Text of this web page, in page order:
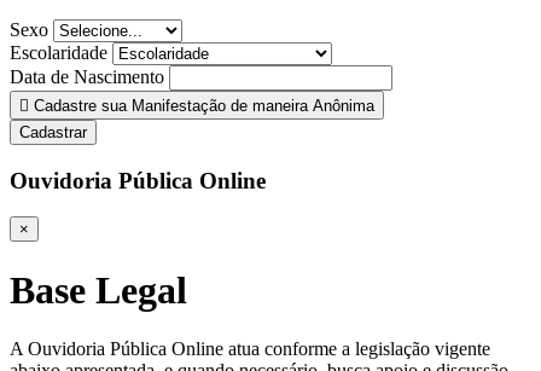
Sexo
Escolaridade
Data de Nascimento
Cadastre sua Manifestação de maneira Anônima
Cadastrar
Ouvidoria Pública Online
×
Base Legal
A Ouvidoria Pública Online atua conforme a legislação vigente